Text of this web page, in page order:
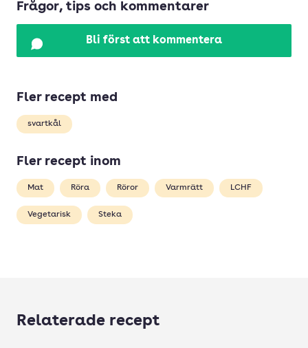
Frågor, tips och kommentarer
Bli först att kommentera
Fler recept med
svartkål
Fler recept inom
Mat Röra Röror Varmrätt LCHF
Vegetarisk Steka
Relaterade recept